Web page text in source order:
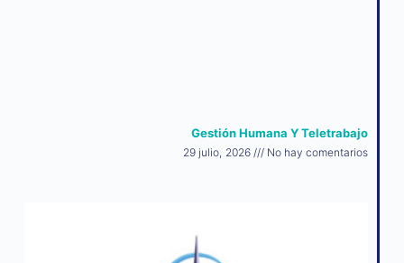
Gestión Humana Y Teletrabajo
29 julio, 2026 No hay comentarios